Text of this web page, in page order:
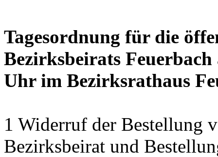
Tagesordnung für die
Bezirksbeirats
Uhr im Bezirksrathaus
1 Widerruf der Bestellung
Bezirksbeirat und